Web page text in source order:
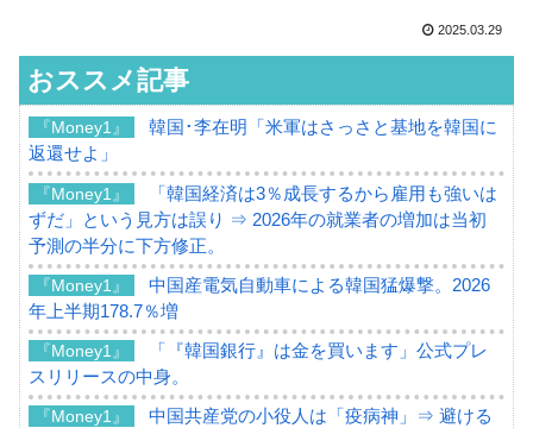
2025.03.29
おススメ記事
『Money1』
韓国･李在明「米軍はさっさと基地を韓国に
返還せよ」
『Money1』
「韓国経済は3％成長するから雇用も強いは
ずだ」という見方は誤り ⇒ 2026年の就業者の増加は当初
予測の半分に下方修正。
『Money1』
中国産電気自動車による韓国猛爆撃。2026
年上半期178.7％増
『Money1』
「『韓国銀行』は金を買います」公式プレ
スリリースの中身。
『Money1』
中国共産党の小役人は「疫病神」⇒ 避ける